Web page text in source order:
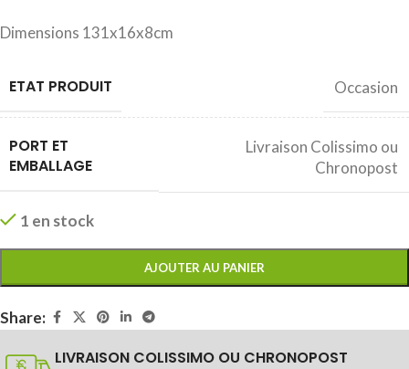
Dimensions 131x16x8cm
ETAT PRODUIT Occasion
PORT ET
EMBALLAGE
Livraison Colissimo ou
Chronopost
1 en stock
AJOUTER AU PANIER
Share:
LIVRAISON COLISSIMO OU CHRONOPOST